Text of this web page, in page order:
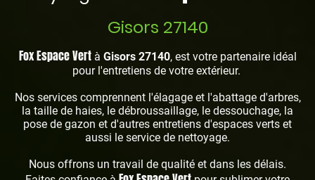
Gisors 27140
Fox Espace Vertà Gisors 27140, est votre partenaire idéal
pour l'entretiens de votre extérieur.
Nos services comprennent l'élagage et l'abattage d'arbres,
la taille de haies, le débroussaillage, le dessouchage, la
pose de gazon et d'autres entretiens d'espaces verts et
aussi le service de nettoyage.
Nous offrons un travail de qualité et dans les délais.